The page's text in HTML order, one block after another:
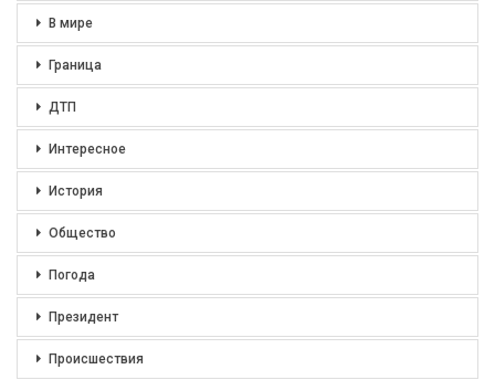
В мире
Граница
ДТП
Интересное
История
Общество
Погода
Президент
Происшествия